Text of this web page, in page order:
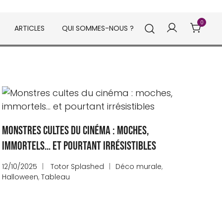
ARTICLES QUI SOMMES-NOUS ?
0
Monstres cultes du cinéma : moches,
immortels… et pourtant irrésistibles
12/10/2025 Totor Splashed Déco murale,
Halloween,Tableau